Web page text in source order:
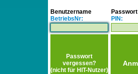
Benutzername
BetriebsNr:
Passwort
PIN:
Passwort
vergessen?
(nicht für HIT-Nutzer)